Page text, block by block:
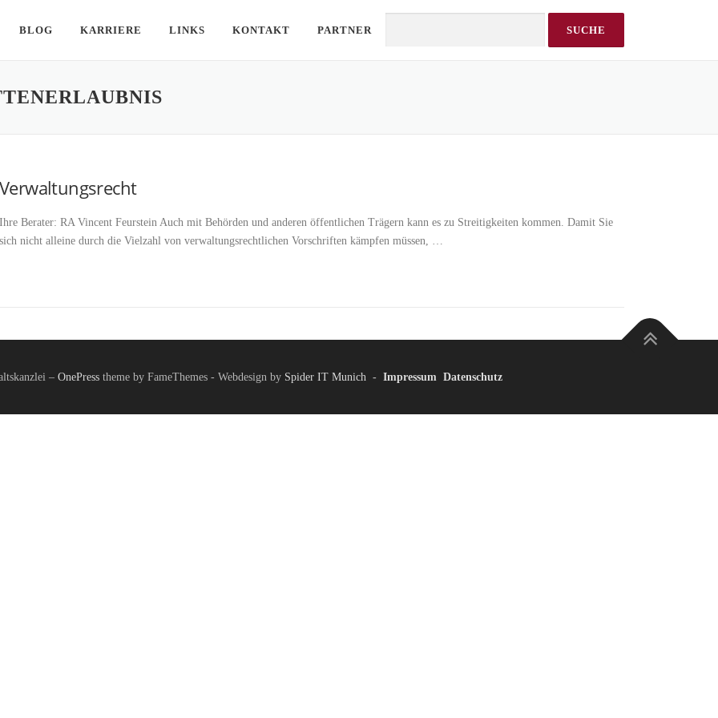
BLOG KARRIERE LINKS KONTAKT PARTNER
Verwaltungsrecht
Ihre Berater: RA Vincent Feurstein Auch mit Behörden und anderen öffentlichen Trägern kann es zu Streitigkeiten kommen. Damit Sie
sich nicht alleine durch die Vielzahl von verwaltungsrechtlichen Vorschriften kämpfen müssen, …
– OnePresstheme by FameThemes - Webdesign by Spider IT Munich- Impressum Datenschutz